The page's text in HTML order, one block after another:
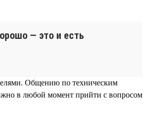
— это и есть
Общению по техническим
в любой момент прийти с вопросом